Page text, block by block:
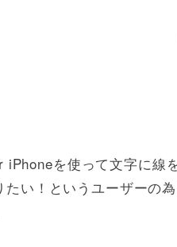
を使って文字に線
たい！というユーザーの